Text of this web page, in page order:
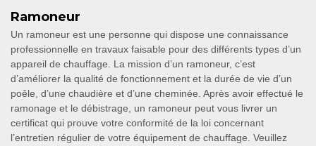
Ramoneur
Un ramoneur est une personne qui dispose une connaissance
professionnelle en travaux faisable pour des différents types d’un
appareil de chauffage. La mission d’un ramoneur, c’est
d’améliorer la qualité de fonctionnement et la durée de vie d’un
poêle, d’une chaudière et d’une cheminée. Après avoir effectué le
ramonage et le débistrage, un ramoneur peut vous livrer un
certificat qui prouve votre conformité de la loi concernant
l’entretien régulier de votre équipement de chauffage. Veuillez